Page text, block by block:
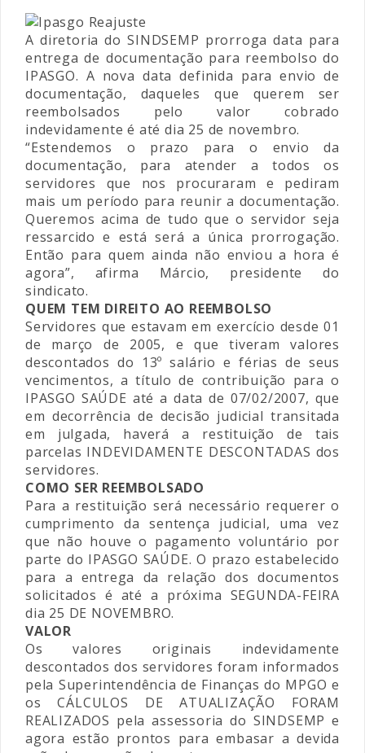
A diretoria do SINDSEMP prorroga data para
entrega de documentação para reembolso do
IPASGO. A nova data definida para envio de
documentação, daqueles que querem ser
reembolsados pelo valor cobrado
indevidamente é até dia 25 de novembro.
“Estendemos o prazo para o envio da
documentação, para atender a todos os
servidores que nos procuraram e pediram
mais um período para reunir a documentação.
Queremos acima de tudo que o servidor seja
ressarcido e está será a única prorrogação.
Então para quem ainda não enviou a hora é
agora”, afirma Márcio, presidente do
sindicato.
QUEM TEM DIREITO AO REEMBOLSO
Servidores que estavam em exercício desde 01
de março de 2005, e que tiveram valores
descontados do 13º salário e férias de seus
vencimentos, a título de contribuição para o
IPASGO SAÚDE até a data de 07/02/2007, que
em decorrência de decisão judicial transitada
em julgada, haverá a restituição de tais
parcelas INDEVIDAMENTE DESCONTADAS dos
servidores.
COMO SER REEMBOLSADO
Para a restituição será necessário requerer o
cumprimento da sentença judicial, uma vez
que não houve o pagamento voluntário por
parte do IPASGO SAÚDE. O prazo estabelecido
para a entrega da relação dos documentos
solicitados é até a próxima SEGUNDA-FEIRA
dia 25 DE NOVEMBRO.
VALOR
Os valores originais indevidamente
descontados dos servidores foram informados
pela Superintendência de Finanças do MPGO e
os CÁLCULOS DE ATUALIZAÇÃO FORAM
REALIZADOS pela assessoria do SINDSEMP e
agora estão prontos para embasar a devida